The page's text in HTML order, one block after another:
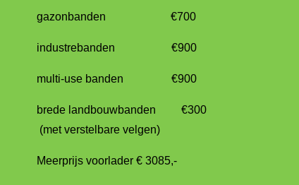
gazonbanden €700
industrebanden €900
multi-use banden €900
brede landbouwbanden
(met verstelbare velgen)
Meerprijs voorlader € 3085,-